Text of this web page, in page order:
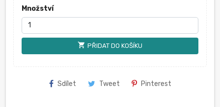
Množství
shopping_cart PŘIDAT DO KOŠÍKU
Sdílet Tweet Pinterest